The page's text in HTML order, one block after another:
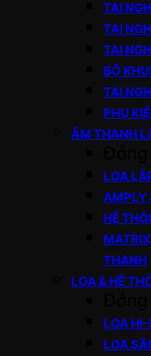
TAI
TAI
TAI
BỘ
TAI
PHỤ
ÂM THANH
LOA
AMPLY
HỆ
THANH
LOA & HỆ
LOA
LOA